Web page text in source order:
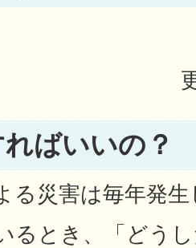
ばいいの？
る災害は毎年発
るとき、「どう